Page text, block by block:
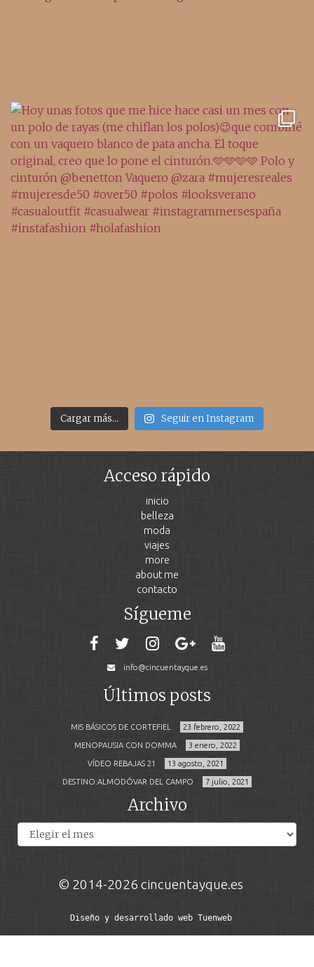
Cargar más... Seguir en Instagram
Acceso rápido
inicio
belleza
moda
viajes
more
about me
contacto
Sígueme
info@cincuentayque.es
Últimos posts
MIS BÁSICOS DE CORTEFIEL 23 febrero, 2022
MENOPAUSIA CON DOMMA 3 enero, 2022
VÍDEO REBAJAS 21 13 agosto, 2021
DESTINO:ALMODÓVAR DEL CAMPO 7 julio, 2021
Archivo
© 2014-2026 cincuentayque.es
Diseño y desarrollado web Tuenweb